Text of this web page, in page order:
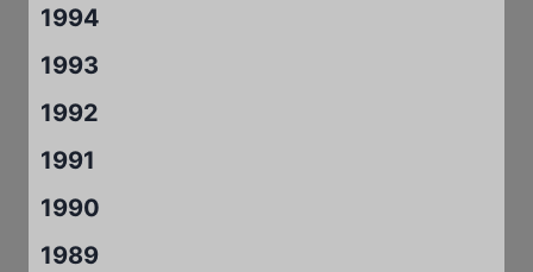
1994
1993
1992
1991
1990
1989